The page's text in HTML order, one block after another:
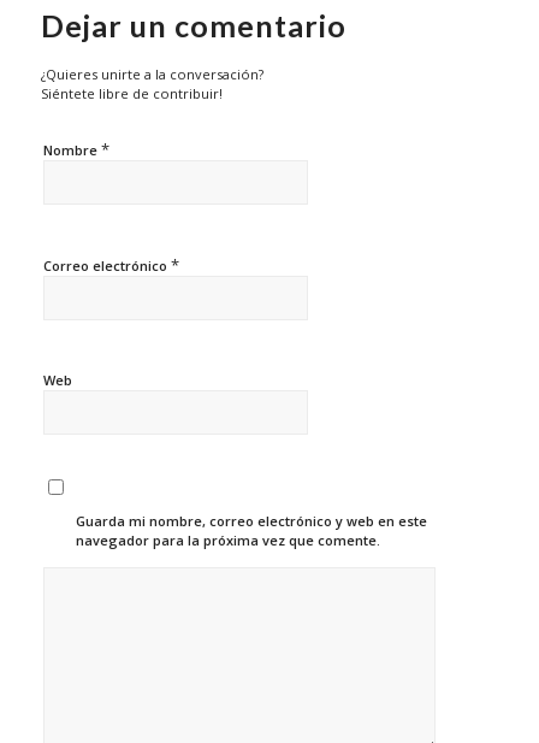
Dejar un comentario
¿Quieres unirte a la conversación?
Siéntete libre de contribuir!
Nombre *
Correo electrónico *
Web
Guarda mi nombre, correo electrónico y web en este
navegador para la próxima vez que comente.